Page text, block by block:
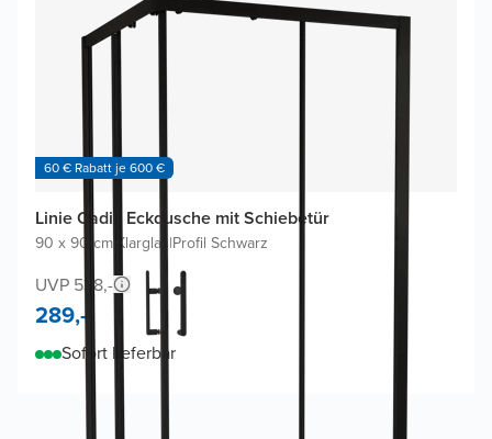
60 € Rabatt je 600 €
Linie Cadiz Eckdusche mit Schiebetür
90 x 90 cm Klarglas|Profil Schwarz
UVP 538,-
289,-
Sofort lieferbar